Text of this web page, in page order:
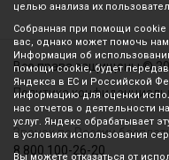
Все права защищены ©
Политика
Звонок по России
8 800 100-26-20
целью анализа их
Собранная при помощи
вас, однако может помочь нам
Информация об
помощи cookie, будет
Яндекса в ЕС и Российской
информацию для оценки
нас отчетов о деятельности
услуг. Яндекс обрабатывает
в условиях использования
Вы можете отказаться от